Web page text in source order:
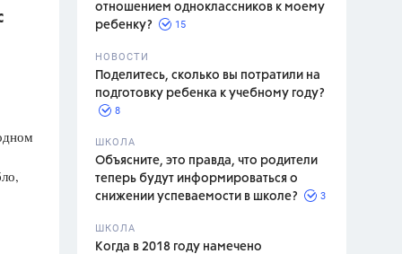
отношением одноклассников к моему
ребенку?
15
НОВОСТИ
Поделитесь, сколько вы потратили на
подготовку ребенка к учебному году?
8
ШКОЛА
Объясните, это правда, что родители
теперь будут информироваться о
снижении успеваемости в школе?
3
ШКОЛА
Когда в 2018 году намечено